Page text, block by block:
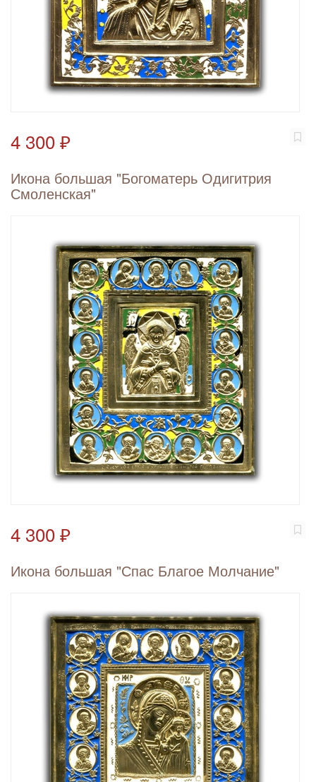
4 300 ₽
Икона большая "Богоматерь Одигитрия
Смоленская"
4 300 ₽
Икона большая "Спас Благое Молчание"